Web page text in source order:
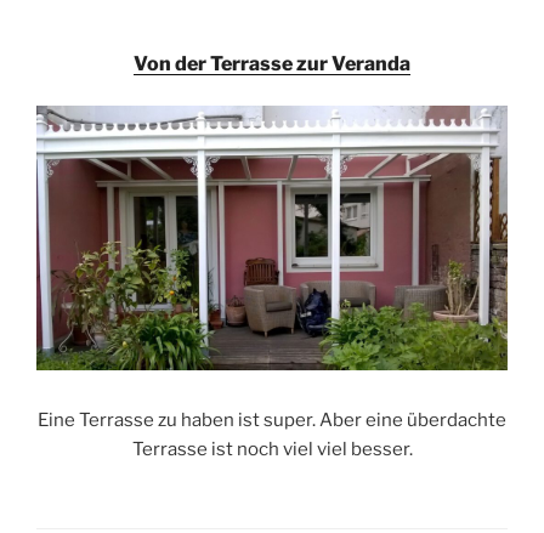
Von der Terrasse zur Veranda
Eine Terrasse zu haben ist super. Aber eine überdachte
Terrasse ist noch viel viel besser.